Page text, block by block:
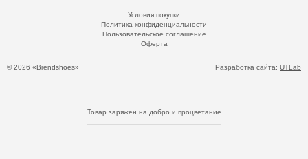
© 2026 «Brendshoes»
Условия покупки
Политика конфиденциальности
Пользовательское соглашение
Оферта
Разработка сайта: UTLab
Товар заряжен на добро и процветание